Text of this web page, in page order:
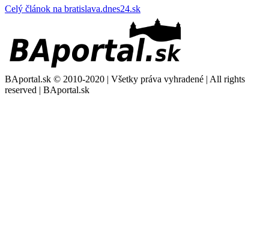
Celý článok na bratislava.dnes24.sk
BAportal.sk © 2010-2020 | Všetky práva vyhradené | All rights
reserved | BAportal.sk